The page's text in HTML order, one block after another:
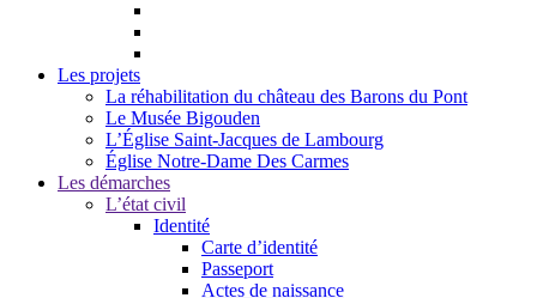
Les projets
La réhabilitation du château des Barons du Pont
Le Musée Bigouden
L’Église Saint-Jacques de Lambourg
Église Notre-Dame Des Carmes
Les démarches
L’état civil
Identité
Carte d’identité
Passeport
Actes de naissance